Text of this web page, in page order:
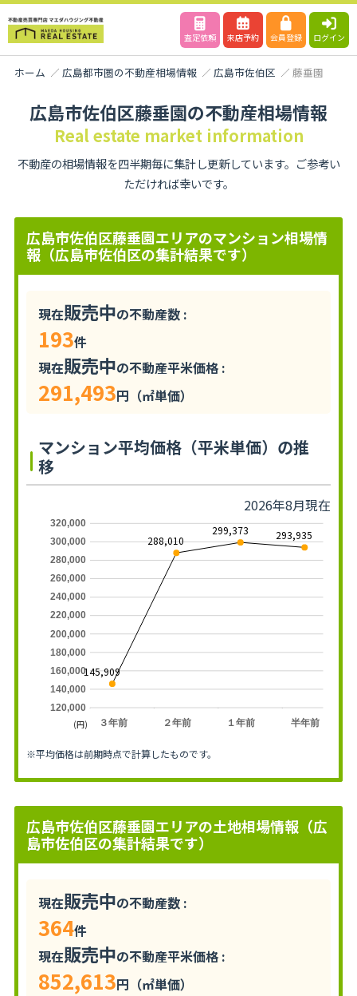
査定依頼 来店予約 会員登録 ログイン
ホーム 広島都市圏の不動産相場情報 広島市佐伯区 藤垂園
広島市佐伯区藤垂園の不動産相場情報
Real estate market information
不動産の相場情報を四半期毎に集計し更新しています。ご参考い
ただければ幸いです。
広島市佐伯区藤垂園エリアのマンション相場情
報（広島市佐伯区の集計結果です）
現在販売中の不動産数 :
193件
現在販売中の不動産平米価格 :
291,493円（㎡単価）
マンション平均価格（平米単価）の推
移
2026年8月現在
３年前 ２年前 １年前 半年前
120,000
140,000
160,000
180,000
200,000
220,000
240,000
260,000
280,000
300,000
320,000
145,909
288,010
299,373 293,935
(円)
※平均価格は前期時点で計算したものです。
広島市佐伯区藤垂園エリアの土地相場情報（広
島市佐伯区の集計結果です）
現在販売中の不動産数 :
364件
現在販売中の不動産平米価格 :
852,613円（㎡単価）